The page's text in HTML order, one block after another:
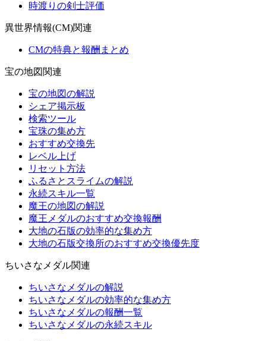
時渡りの剣士評価
異世界情報(CM)関連
CMの特典と報酬まとめ
宝の地図関連
宝の地図の解説
シェア掲示板
検索ツール
宝珠の集め方
おすすめ交換先
レベル上げ
リセット方法
ふるさとスライムの解説
永続スキル一覧
魔王の地図の解説
魔王メダルのおすすめ交換報酬
大地の石版の効率的な集め方
大地の石版交換所のおすすめ交換優先度
ちいさなメダル関連
ちいさなメダルの解説
ちいさなメダルの効率的な集め方
ちいさなメダルの報酬一覧
ちいさなメダルの永続スキル